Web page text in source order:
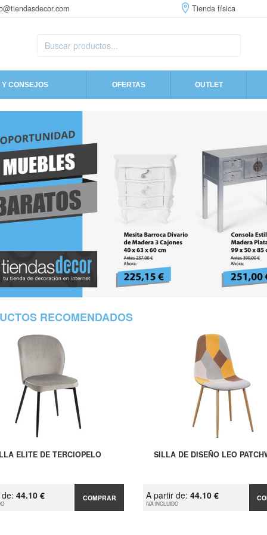
Tienda física
CONSEJOS OFERTAS OUTLET
RECOMENDADOS
ELITE DE TERCIOPELO
44.10 € COMPRAR
SILLA DE DISEÑO LEO
A partir de: 44.10 €
IVA INCLUIDO